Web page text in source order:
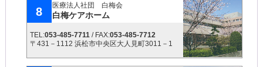
8 医療法人社団 白梅会
白梅ケアホーム
TEL:053-485-7711/ FAX:053-485-7712
〒431－1112 浜松市中央区大人見町3011－1